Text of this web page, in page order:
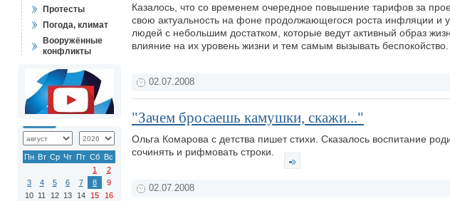
Протесты
Погода, климат
Вооружённые
конфликты
Пн Вт Ср Чт Пт Сб Вс
1
2
3
4 5 6 7 8
9
10 11 12 13 14 15
16
Казалось, что со временем очередное повышение тарифов за
свою актуальность на фоне продолжающегося роста инфляции и
людей с небольшим достатком, которые ведут активный образ
влияние на их уровень жизни и тем самым вызывать беспокойство.
02.07.2008
"Зачем бросаешь камушки, скажи..."
Ольга Комарова с детства пишет стихи. Сказалось воспитание
сочинять и рифмовать строки.
02.07.2008